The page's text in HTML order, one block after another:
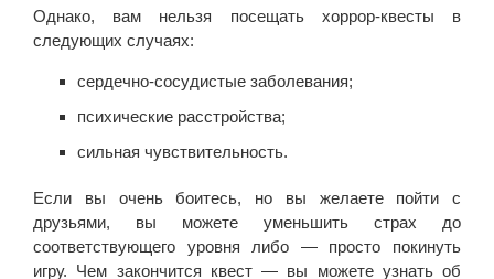
Однако, вам нельзя посещать хоррор-квесты в
следующих случаях:
сердечно-сосудистые заболевания;
психические расстройства;
сильная чувствительность.
Если вы очень боитесь, но вы желаете пойти с
друзьями, вы можете уменьшить страх до
соответствующего уровня либо — просто покинуть
игру. Чем закончится квест — вы можете узнать об